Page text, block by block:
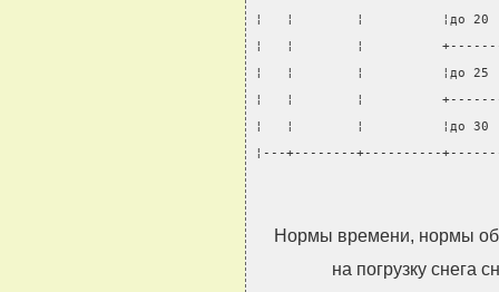
¦   ¦        ¦          ¦до 20
¦   ¦        ¦
¦   ¦        ¦          ¦до 25
¦   ¦        ¦
¦   ¦        ¦          ¦до 30
¦---+--------+----------
Нормы времени, нормы
на погрузку снега